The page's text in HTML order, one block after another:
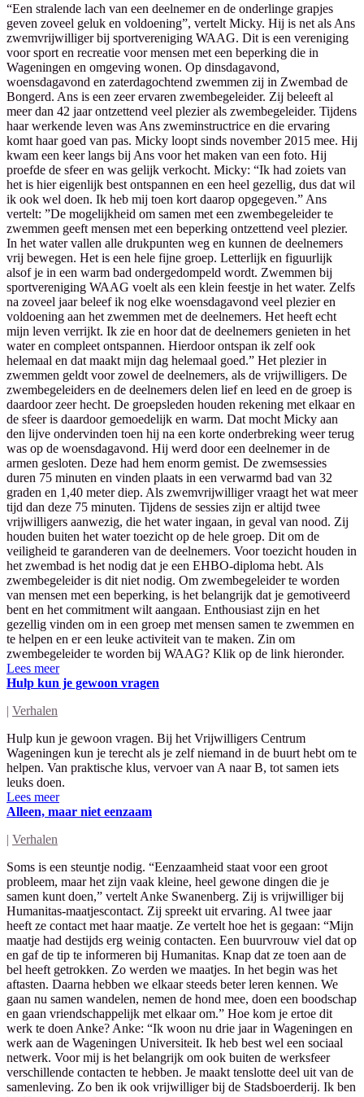
“Een stralende lach van een deelnemer en de onderlinge grapjes
geven zoveel geluk en voldoening”, vertelt Micky. Hij is net als Ans
zwemvrijwilliger bij sportvereniging WAAG. Dit is een vereniging
voor sport en recreatie voor mensen met een beperking die in
Wageningen en omgeving wonen. Op dinsdagavond,
woensdagavond en zaterdagochtend zwemmen zij in Zwembad de
Bongerd. Ans is een zeer ervaren zwembegeleider. Zij beleeft al
meer dan 42 jaar ontzettend veel plezier als zwembegeleider. Tijdens
haar werkende leven was Ans zweminstructrice en die ervaring
komt haar goed van pas. Micky loopt sinds november 2015 mee. Hij
kwam een keer langs bij Ans voor het maken van een foto. Hij
proefde de sfeer en was gelijk verkocht. Micky: “Ik had zoiets van
het is hier eigenlijk best ontspannen en een heel gezellig, dus dat wil
ik ook wel doen. Ik heb mij toen kort daarop opgegeven.” Ans
vertelt: ”De mogelijkheid om samen met een zwembegeleider te
zwemmen geeft mensen met een beperking ontzettend veel plezier.
In het water vallen alle drukpunten weg en kunnen de deelnemers
vrij bewegen. Het is een hele fijne groep. Letterlijk en figuurlijk
alsof je in een warm bad ondergedompeld wordt. Zwemmen bij
sportvereniging WAAG voelt als een klein feestje in het water. Zelfs
na zoveel jaar beleef ik nog elke woensdagavond veel plezier en
voldoening aan het zwemmen met de deelnemers. Het heeft echt
mijn leven verrijkt. Ik zie en hoor dat de deelnemers genieten in het
water en compleet ontspannen. Hierdoor ontspan ik zelf ook
helemaal en dat maakt mijn dag helemaal goed.” Het plezier in
zwemmen geldt voor zowel de deelnemers, als de vrijwilligers. De
zwembegeleiders en de deelnemers delen lief en leed en de groep is
daardoor zeer hecht. De groepsleden houden rekening met elkaar en
de sfeer is daardoor gemoedelijk en warm. Dat mocht Micky aan
den lijve ondervinden toen hij na een korte onderbreking weer terug
was op de woensdagavond. Hij werd door een deelnemer in de
armen gesloten. Deze had hem enorm gemist. De zwemsessies
duren 75 minuten en vinden plaats in een verwarmd bad van 32
graden en 1,40 meter diep. Als zwemvrijwilliger vraagt het wat meer
tijd dan deze 75 minuten. Tijdens de sessies zijn er altijd twee
vrijwilligers aanwezig, die het water ingaan, in geval van nood. Zij
houden buiten het water toezicht op de hele groep. Dit om de
veiligheid te garanderen van de deelnemers. Voor toezicht houden in
het zwembad is het nodig dat je een EHBO-diploma hebt. Als
zwembegeleider is dit niet nodig. Om zwembegeleider te worden
van mensen met een beperking, is het belangrijk dat je gemotiveerd
bent en het commitment wilt aangaan. Enthousiast zijn en het
gezellig vinden om in een groep met mensen samen te zwemmen en
te helpen en er een leuke activiteit van te maken. Zin om
zwembegeleider te worden bij WAAG? Klik op de link hieronder.
Lees meer
Hulp kun je gewoon vragen
| Verhalen
Hulp kun je gewoon vragen. Bij het Vrijwilligers Centrum
Wageningen kun je terecht als je zelf niemand in de buurt hebt om te
helpen. Van praktische klus, vervoer van A naar B, tot samen iets
leuks doen.
Lees meer
Alleen, maar niet eenzaam
| Verhalen
Soms is een steuntje nodig. “Eenzaamheid staat voor een groot
probleem, maar het zijn vaak kleine, heel gewone dingen die je
samen kunt doen,” vertelt Anke Swanenberg. Zij is vrijwilliger bij
Humanitas-maatjescontact. Zij spreekt uit ervaring. Al twee jaar
heeft ze contact met haar maatje. Ze vertelt hoe het is gegaan: “Mijn
maatje had destijds erg weinig contacten. Een buurvrouw viel dat op
en gaf de tip te informeren bij Humanitas. Knap dat ze toen aan de
bel heeft getrokken. Zo werden we maatjes. In het begin was het
aftasten. Daarna hebben we elkaar steeds beter leren kennen. We
gaan nu samen wandelen, nemen de hond mee, doen een boodschap
en gaan vriendschappelijk met elkaar om.” Hoe kom je ertoe dit
werk te doen Anke? Anke: “Ik woon nu drie jaar in Wageningen en
werk aan de Wageningen Universiteit. Ik heb best wel een sociaal
netwerk. Voor mij is het belangrijk om ook buiten de werksfeer
verschillende contacten te hebben. Je maakt tenslotte deel uit van de
samenleving. Zo ben ik ook vrijwilliger bij de Stadsboerderij. Ik ben